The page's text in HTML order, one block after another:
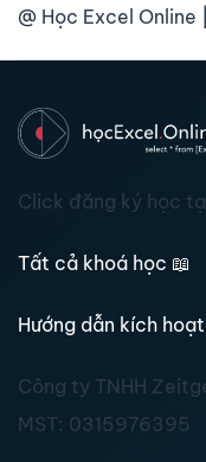
@ Học Excel Online
Click đăng ký học
Tất cả khoá học 📖
Hướng dẫn kích hoạt
Công ty TNHH
MST: 0315976395